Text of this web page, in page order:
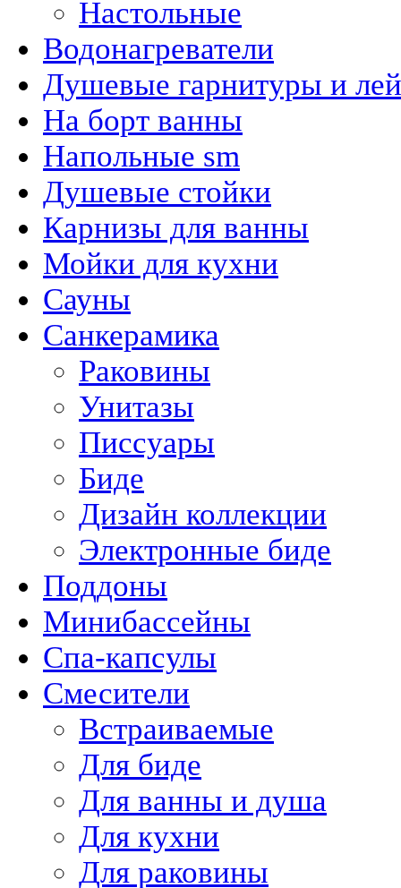
Настольные
Водонагреватели
Душевые гарнитуры и
На борт ванны
Напольные sm
Душевые стойки
Карнизы для ванны
Мойки для кухни
Сауны
Санкерамика
Раковины
Унитазы
Писсуары
Биде
Дизайн коллекции
Электронные биде
Поддоны
Минибассейны
Спа-капсулы
Смесители
Встраиваемые
Для биде
Для ванны и душа
Для кухни
Для раковины